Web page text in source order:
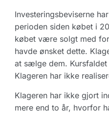
Investeringsbeviserne
perioden siden købet i
købet være solgt med
havde ønsket dette.
at sælge dem.
Klageren har ikke
Klageren har ikke gjort
mere end to år, hvorfor